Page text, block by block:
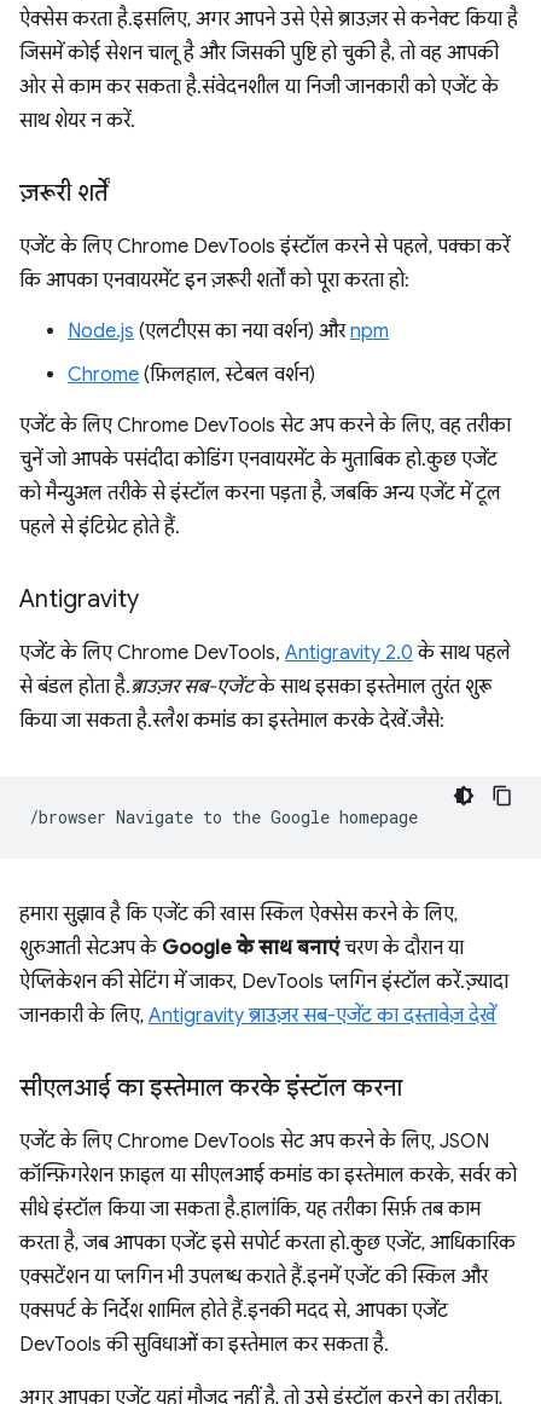
ऐक्सेस करता है. इसलिए, अगर आपने उसे ऐसे ब्राउज़र से कनेक्ट किया है
जिसमें कोई सेशन चालू है और जिसकी पुष्टि हो चुकी है, तो वह आपकी
ओर से काम कर सकता है. संवेदनशील या निजी जानकारी को एजेंट के
साथ शेयर न करें.
ज़रूरी शर्तें
एजेंट के लिए Chrome DevTools इंस्टॉल करने से पहले, पक्का करें
कि आपका एनवायरमेंट इन ज़रूरी शर्तों को पूरा करता हो:
Node.js (एलटीएस का नया वर्शन) औरnpm
Chrome (फ़िलहाल, स्टेबल वर्शन)
एजेंट के लिए Chrome DevTools सेट अप करने के लिए, वह तरीका
चुनें जो आपके पसंदीदा कोडिंग एनवायरमेंट के मुताबिक हो. कुछ एजेंट
को मैन्युअल तरीके से इंस्टॉल करना पड़ता है, जबकि अन्य एजेंट में टूल
पहले से इंटिग्रेट होते हैं.
Antigravity
एजेंट के लिए Chrome DevTools, Antigravity 2.0 के साथ पहले
से बंडल होता है.ब्राउज़र सब-एजेंटके साथ इसका इस्तेमाल तुरंत शुरू
किया जा सकता है. स्लैश कमांड का इस्तेमाल करके देखें. जैसे:
/browser Navigate to the Google
हमारा सुझाव है कि एजेंट की खास स्किल ऐक्सेस करने के लिए,
शुरुआती सेटअप के Google के साथ बनाएंचरण के दौरान या
ऐप्लिकेशन की सेटिंग में जाकर, DevTools प्लगिन इंस्टॉल करें. ज़्यादा
जानकारी के लिए, Antigravity ब्राउज़र सब-एजेंट का दस्तावेज़ देखें
सीएलआई का इस्तेमाल करके इंस्टॉल करना
एजेंट के लिए Chrome DevTools सेट अप करने के लिए, JSON
कॉन्फ़िगरेशन फ़ाइल या सीएलआई कमांड का इस्तेमाल करके, सर्वर को
सीधे इंस्टॉल किया जा सकता है. हालांकि, यह तरीका सिर्फ़ तब काम
करता है, जब आपका एजेंट इसे सपोर्ट करता हो. कुछ एजेंट, आधिकारिक
एक्सटेंशन या प्लगिन भी उपलब्ध कराते हैं. इनमें एजेंट की स्किल और
एक्सपर्ट के निर्देश शामिल होते हैं. इनकी मदद से, आपका एजेंट
DevTools की सुविधाओं का इस्तेमाल कर सकता है.
अगर आपका एजेंट यहां मौजूद नहीं है, तो उसे इंस्टॉल करने का तरीका,